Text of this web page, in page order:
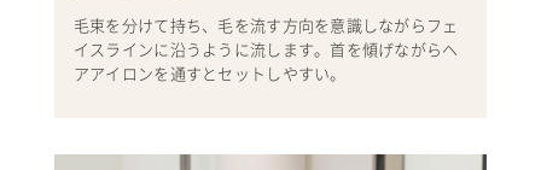
毛束を分けて持ち、毛を流す方向を意識しながらフェ
イスラインに沿うように流します。首を傾げながらヘ
アアイロンを通すとセットしやすい。